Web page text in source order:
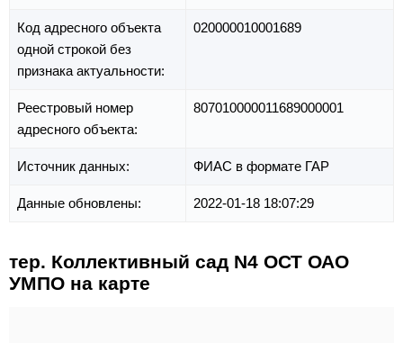
Код адресного объекта
одной строкой без
признака актуальности:
020000010001689
Реестровый номер
адресного объекта:
807010000011689000001
Источник данных: ФИАС в формате ГАР
Данные обновлены: 2022-01-18 18:07:29
тер. Коллективный сад N4 ОСТ ОАО
УМПО на карте